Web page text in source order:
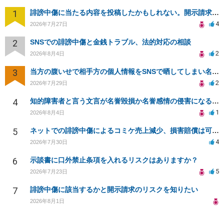
1 誹謗中傷に当たる内容を投稿したかもしれない。開示請求や民事刑事裁判に発展しうるのか教えて欲しい。
2026年7月27日 4
2 SNSでの誹謗中傷と金銭トラブル、法的対応の相談
2026年8月4日 2
3 当方の腹いせで相手方の個人情報をSNSで晒してしまい名誉毀損させてしまったかもしれない
2026年7月29日 2
4 知的障害者と言う文言が名誉毀損か名誉感情の侵害になるか教えてほしい。
2026年8月4日 1
5 ネットでの誹謗中傷によるコミケ売上減少、損害賠償は可能か？
2026年7月30日 4
6 示談書に口外禁止条項を入れるリスクはありますか？
2026年7月23日 5
7 誹謗中傷に該当するかと開示請求のリスクを知りたい
2026年8月1日